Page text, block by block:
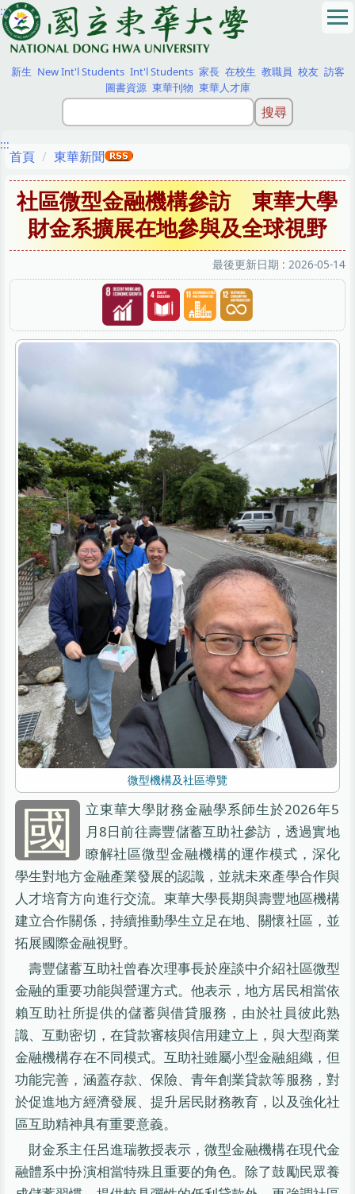
跳
到
主
要
內
:::
新生 New Int'l Students Int'l Students 家長 在校生 教職員 校友 訪客
圖書資源 東華刊物 東華人才庫
:::
首頁 東華新聞
社區微型金融機構參訪 東華大學
財金系擴展在地參與及全球視野
最後更新日期 : 2026-05-14
微型機構及社區導覽
國
立東華大學財務金融學系師生於2026年5
月8日前往壽豐儲蓄互助社參訪，透過實地
瞭解社區微型金融機構的運作模式，深化
學生對地方金融產業發展的認識，並就未來產學合作與
人才培育方向進行交流。東華大學長期與壽豐地區機構
建立合作關係，持續推動學生立足在地、關懷社區，並
拓展國際金融視野。
壽豐儲蓄互助社曾春次理事長於座談中介紹社區微型
金融的重要功能與營運方式。他表示，地方居民相當依
賴互助社所提供的儲蓄與借貸服務，由於社員彼此熟
識、互動密切，在貸款審核與信用建立上，與大型商業
金融機構存在不同模式。互助社雖屬小型金融組織，但
功能完善，涵蓋存款、保險、青年創業貸款等服務，對
於促進地方經濟發展、提升居民財務教育，以及強化社
區互助精神具有重要意義。
財金系主任呂進瑞教授表示，微型金融機構在現代金
融體系中扮演相當特殊且重要的角色。除了鼓勵民眾養